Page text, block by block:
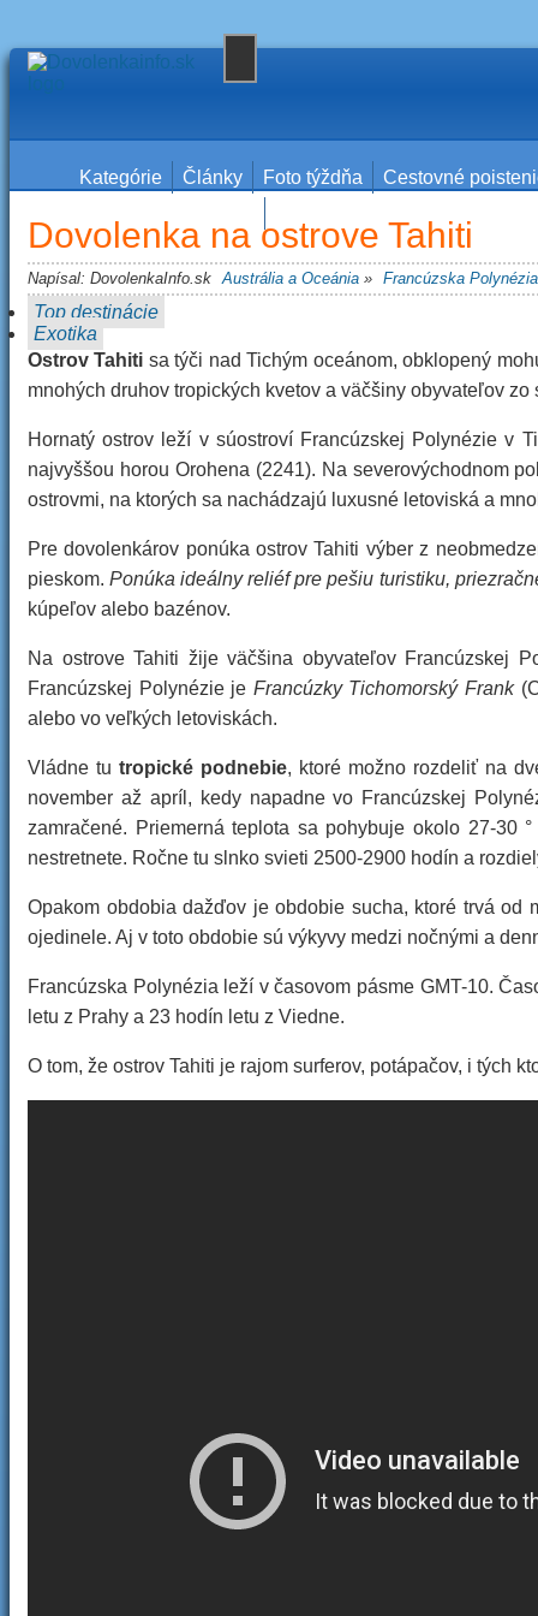
Kategórie Články Foto týždňa
Cestovné
Dovolenka na ostrove Tahiti
Napísal: DovolenkaInfo.sk Austrália a Oceánia » Francúzska Polynézia
Top destinácie
Exotika
Ostrov Tahiti sa týči nad Tichým oceánom, obklopený
mnohých druhov tropických kvetov a väčšiny obyvateľov
Hornatý ostrov leží v súostroví Francúzskej Polynézie v
najvyššou horou Orohena (2241). Na severovýchodnom
ostrovmi, na ktorých sa nachádzajú luxusné letoviská a
Pre dovolenkárov ponúka ostrov Tahiti výber z
pieskom.Ponúka ideálny reliéf pre pešiu turistiku,
kúpeľov alebo bazénov.
Na ostrove Tahiti žije väčšina obyvateľov Francúzskej
Francúzskej Polynézie je Francúzky Tichomorský Frank
alebo vo veľkých letoviskách.
Vládne tu tropické podnebie, ktoré možno rozdeliť na
november až apríl, kedy napadne vo Francúzskej
zamračené. Priemerná teplota sa pohybuje okolo 27-30
nestretnete. Ročne tu slnko svieti 2500-2900 hodín a
Opakom obdobia dažďov je obdobie sucha, ktoré trvá od
ojedinele. Aj v toto obdobie sú výkyvy medzi nočnými a
Francúzska Polynézia leží v časovom pásme GMT-10.
letu z Prahy a 23 hodín letu z Viedne.
O tom, že ostrov Tahiti je rajom surferov, potápačov, i tých